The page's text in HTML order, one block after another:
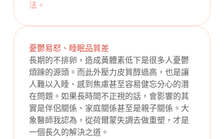
法。
憂鬱易怒、睡眠品質差
長期的不排卵，造成黃體素低下是很多人憂鬱
煩躁的源頭。而此外壓力皮質醇過高，也是讓
人難以入睡、感到焦慮甚至容易健忘分心的潛
在問題。如果長時間不正視的話，會影響的其
實是伴侶關係、家庭關係甚至是親子關係。大
象醫師我認為，從荷爾蒙失調去做重塑，才是
一個長久的解決之道。